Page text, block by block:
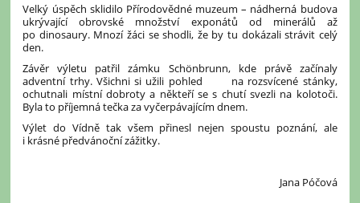
Velký úspěch sklidilo Přírodovědné muzeum – nádherná budova
ukrývající obrovské množství exponátů od minerálů až
po dinosaury. Mnozí žáci se shodli, že by tu dokázali strávit celý
den.
Závěr výletu patřil zámku Schönbrunn, kde právě začínaly
adventní trhy. Všichni si užili pohled na rozsvícené stánky,
ochutnali místní dobroty a někteří se s chutí svezli na kolotoči.
Byla to příjemná tečka za vyčerpávajícím dnem.
Výlet do Vídně tak všem přinesl nejen spoustu poznání, ale
i krásné předvánoční zážitky.
Jana Póčová